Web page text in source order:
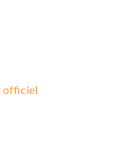
officiel